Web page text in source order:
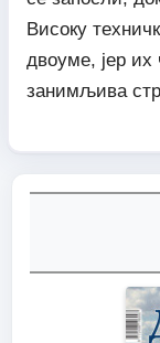
Високу
двоуме, јер
занимљива